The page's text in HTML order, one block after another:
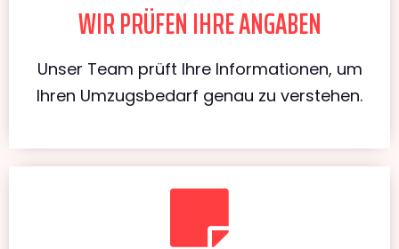
WIR PRÜFEN IHRE ANGABEN
Unser Team prüft Ihre Informationen, um
Ihren Umzugsbedarf genau zu verstehen.